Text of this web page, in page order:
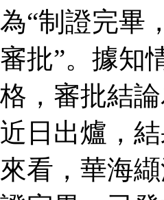
為“制證完畢
審批”。據知
格，審批結
近日出爐，
來看，華海